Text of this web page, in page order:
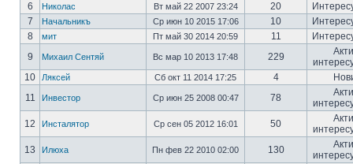
6
Николас Вт май 22 2007 23:24 20
7
Начальникъ Ср июн 10 2015 17:06 10
8
мит Пт май 30 2014 20:59 11
9
Михаил Сентяй Вс мар 10 2013 17:48 229
10
Ляксей Сб окт 11 2014 17:25 4
11
Инвестор Ср июн 25 2008 00:47 78
12
Инсталятор Ср сен 05 2012 16:01 50
13
Илюха Пн фев 22 2010 02:00 130